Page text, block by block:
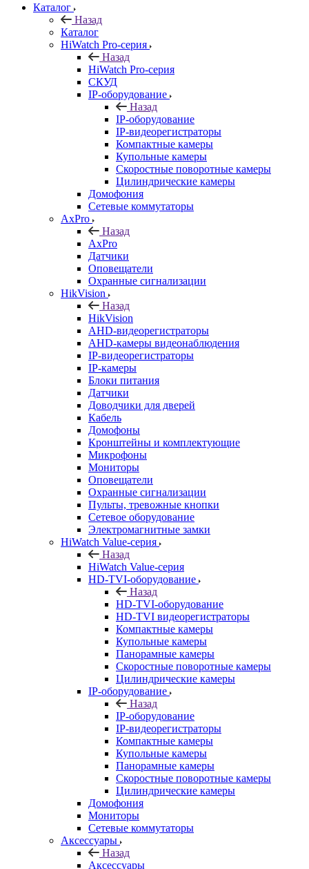
Каталог
Назад
Каталог
HiWatch Pro-серия
Назад
HiWatch Pro-серия
CКУД
IP-оборудование
Назад
IP-оборудование
IP-видеорегистраторы
Компактные камеры
Купольные камеры
Скоростные поворотные камеры
Цилиндрические камеры
Домофония
Сетевые коммутаторы
AxPro
Назад
AxPro
Датчики
Оповещатели
Охранные сигнализации
HikVision
Назад
HikVision
AHD-видеорегистраторы
AHD-камеры видеонаблюдения
IP-видеорегистраторы
IP-камеры
Блоки питания
Датчики
Доводчики для дверей
Кабель
Домофоны
Кронштейны и комплектующие
Микрофоны
Мониторы
Оповещатели
Охранные сигнализации
Пульты, тревожные кнопки
Сетевое оборудование
Электромагнитные замки
HiWatch Value-серия
Назад
HiWatch Value-серия
HD-TVI-оборудование
Назад
HD-TVI-оборудование
HD-TVI видеорегистраторы
Компактные камеры
Купольные камеры
Панорамные камеры
Скоростные поворотные камеры
Цилиндрические камеры
IP-оборудование
Назад
IP-оборудование
IP-видеорегистраторы
Компактные камеры
Купольные камеры
Панорамные камеры
Скоростные поворотные камеры
Цилиндрические камеры
Домофония
Мониторы
Сетевые коммутаторы
Аксессуары
Назад
Аксессуары